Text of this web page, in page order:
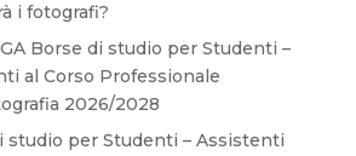
i fotografi?
Borse di studio per Studenti –
al Corso Professionale
2026/2028
studio per Studenti – Assistenti